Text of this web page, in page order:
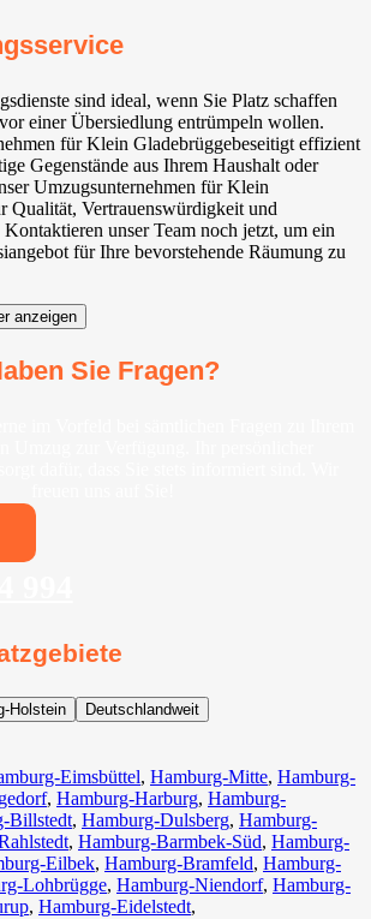
sind ideal, wenn Sie Platz schaffen
einer Übersiedlung entrümpeln wollen.
für Klein Gladebrüggebeseitigt effizient
Gegenstände aus Ihrem Haushalt oder
Umzugsunternehmen für Klein
Qualität, Vertrauenswürdigkeit und
unser Team noch jetzt, um ein
für Ihre bevorstehende Räumung zu
anzeigen
Sie Fragen?
Holstein
Deutschlandweit
Eimsbüttel, Hamburg-Mitte, Hamburg-
, Hamburg-Harburg, Hamburg-
Billstedt, Hamburg-Dulsberg, Hamburg-
, Hamburg-Barmbek-Süd, Hamburg-
Eilbek, Hamburg-Bramfeld, Hamburg-
Lohbrügge, Hamburg-Niendorf, Hamburg-
, Hamburg-Eidelstedt,